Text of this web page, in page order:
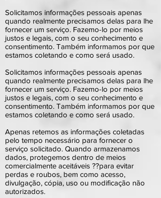
Solicitamos informações pessoais apenas
quando realmente precisamos delas para lhe
fornecer um serviço. Fazemo-lo por meios
justos e legais, com o seu conhecimento e
consentimento. Também informamos por que
estamos coletando e como será usado.
Solicitamos informações pessoais apenas
quando realmente precisamos delas para lhe
fornecer um serviço. Fazemo-lo por meios
justos e legais, com o seu conhecimento e
consentimento. Também informamos por que
estamos coletando e como será usado.
Apenas retemos as informações coletadas
pelo tempo necessário para fornecer o
serviço solicitado. Quando armazenamos
dados, protegemos dentro de meios
comercialmente aceitáveis ??para evitar
perdas e roubos, bem como acesso,
divulgação, cópia, uso ou modificação não
autorizados.